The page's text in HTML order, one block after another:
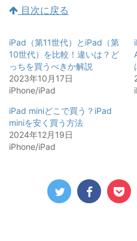
目次に戻る
iPad（第11世代）とiPad（第
10世代）を比較！違いは？ど
っちを買うべきか解説
2023年10月17日
iPhone/iPad
iPad miniどこで買う？iPad
miniを安く買う方法
2024年12月19日
iPhone/iPad